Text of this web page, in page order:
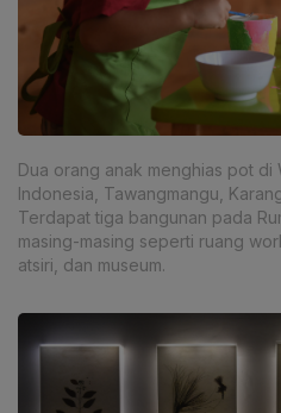
Dua orang anak menghias pot di
Indonesia, Tawangmangu,
Terdapat tiga bangunan pada
masing-masing seperti ruang
atsiri, dan museum.